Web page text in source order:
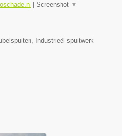
| Screenshot ▼
Industrieël spuitwerk